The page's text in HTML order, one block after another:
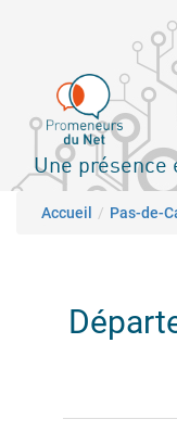
principal
Une
Fil
Accueil Pas-de-